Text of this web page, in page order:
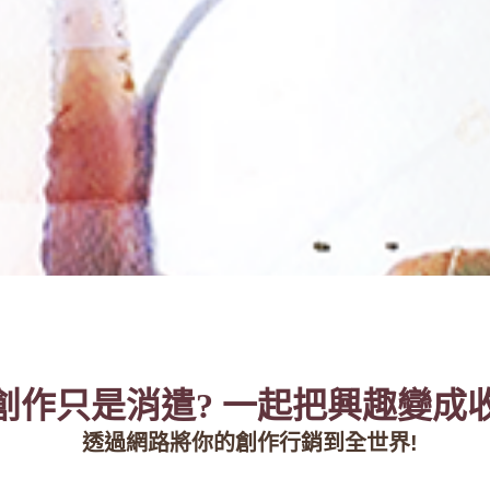
作只是消遣? 一起把興趣變成
透過網路將你的創作行銷到全世界!